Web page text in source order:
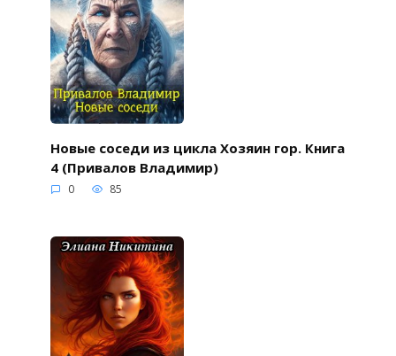
Новые соседи из цикла Хозяин гор. Книга
4 (Привалов Владимир)
0 85